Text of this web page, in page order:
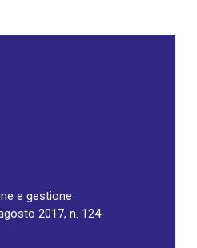
e gestione
2017, n. 124